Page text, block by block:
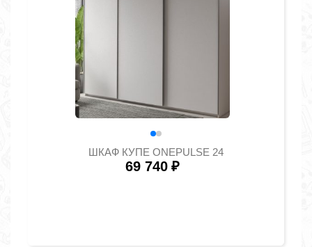
ШКАФ КУПЕ ONEPULSE 24
69 740 ₽